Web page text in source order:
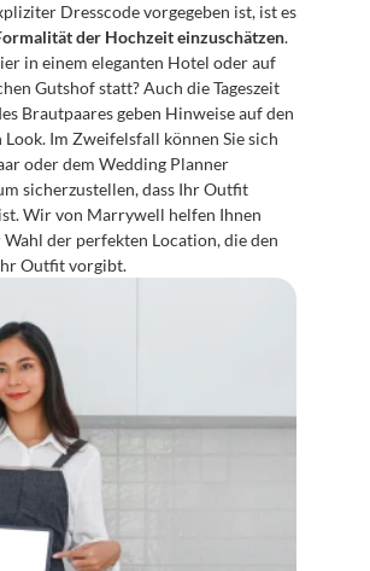
Dresscode vorgegeben ist, ist es
der Hochzeit einzuschätzen.
in einem eleganten Hotel oder auf
Gutshof statt? Auch die Tageszeit
Brautpaares geben Hinweise auf den
Look. Im Zweifelsfall können Sie sich
oder dem Wedding Planner
sicherzustellen, dass Ihr Outfit
Wir von Marrywell helfen Ihnen
Wahl der perfekten Location, die den
Outfit vorgibt.